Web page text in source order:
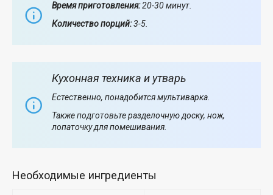
Время приготовления:20-30 минут.
Количество порций:3-5.
Кухонная техника и утварь
Естественно, понадобится мультиварка.
Также подготовьте разделочную доску, нож,
лопаточку для помешивания.
Необходимые ингредиенты